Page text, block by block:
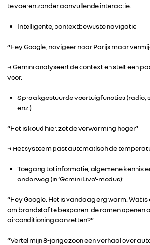
FOTO’S & VIDEO’S
IN DE MEDIA
CONTACT
te voeren zonder aanvullende interactie.
Intelligente, contextbewuste navigatie
“Hey Google, navigeer naar Parijs maar
→ Gemini analyseert de context en stelt een
voor.
Spraakgestuurde voertuigfuncties (radio,
enz.)
“Het is koud hier, zet de verwarming hoger”
→ Het systeem past automatisch de
Toegang tot informatie, algemene kennis
onderweg (in ‘Gemini Live’-modus):
“Hey Google. Het is vandaag erg warm. Wat
om brandstof te besparen: de ramen openen
airconditioning aanzetten?”
“Vertel mijn 8-jarige zoon een verhaal over